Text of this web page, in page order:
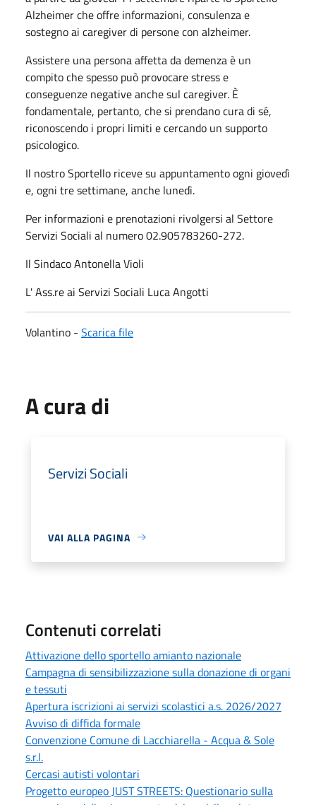
Alzheimer che offre informazioni, consulenza e
sostegno ai caregiver di persone con alzheimer.
Assistere una persona affetta da demenza è un
compito che spesso può provocare stress e
conseguenze negative anche sul caregiver. È
fondamentale, pertanto, che si prendano cura di sé,
riconoscendo i propri limiti e cercando un supporto
psicologico.
Il nostro Sportello riceve su appuntamento ogni giovedì
e, ogni tre settimane, anche lunedì.
Per informazioni e prenotazioni rivolgersi al Settore
Servizi Sociali al numero 02.905783260-272.
Il Sindaco Antonella Violi
L' Ass.re ai Servizi Sociali Luca Angotti
Volantino - Scarica file
A cura di
Servizi Sociali
VAI ALLA PAGINA
Contenuti correlati
Attivazione dello sportello amianto nazionale
Campagna di sensibilizzazione sulla donazione di organi
e tessuti
Apertura iscrizioni ai servizi scolastici a.s. 2026/2027
Avviso di diffida formale
Convenzione Comune di Lacchiarella - Acqua & Sole
s.r.l.
Cercasi autisti volontari
Progetto europeo JUST STREETS: Questionario sulla